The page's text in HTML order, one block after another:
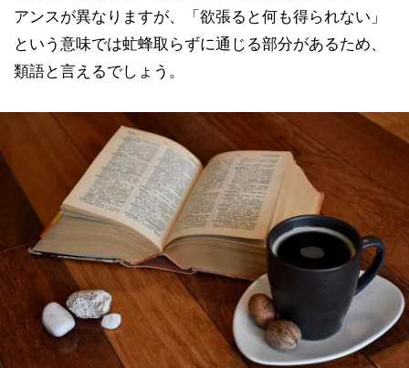
アンスが異なりますが、「欲張ると何も得られない」
という意味では虻蜂取らずに通じる部分があるため、
類語と言えるでしょう。